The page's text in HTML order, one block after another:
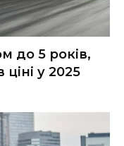
до 5 років,
у 2025